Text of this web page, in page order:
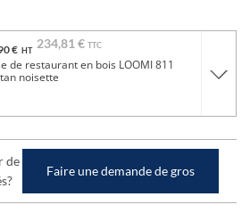
€ HT 234,81 € TTC
de restaurant en bois LOOMI 811
noisette
de
Faire une demande de gros